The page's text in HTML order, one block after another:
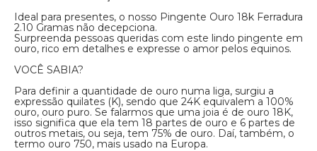
Ideal para presentes, o nosso Pingente Ouro 18k Ferradura
2.10 Gramas não decepciona.
Surpreenda pessoas queridas com este lindo pingente em
ouro, rico em detalhes e expresse o amor pelos equinos.
VOCÊ SABIA?
Para definir a quantidade de ouro numa liga, surgiu a
expressão quilates (K), sendo que 24K equivalem a 100%
ouro, ouro puro. Se falarmos que uma joia é de ouro 18K,
isso significa que ela tem 18 partes de ouro e 6 partes de
outros metais, ou seja, tem 75% de ouro. Daí, também, o
termo ouro 750, mais usado na Europa.